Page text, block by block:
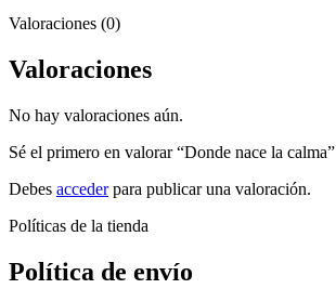
Valoraciones (0)
Valoraciones
No hay valoraciones aún.
Sé el primero en valorar “Donde nace la calma”
Debes accederpara publicar una valoración.
Políticas de la tienda
Política de envío